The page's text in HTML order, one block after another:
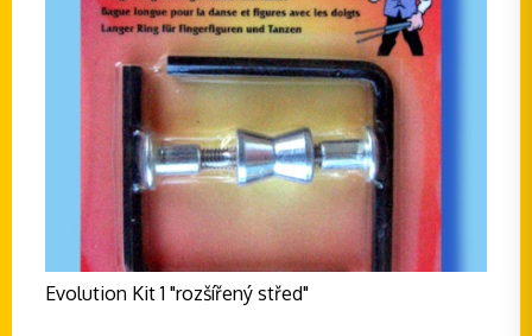
Evolution Kit 1 "rozšířený střed"